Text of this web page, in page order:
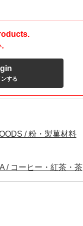
ンする
/ 粉・製菓材料
/ コーヒー・紅茶・茶